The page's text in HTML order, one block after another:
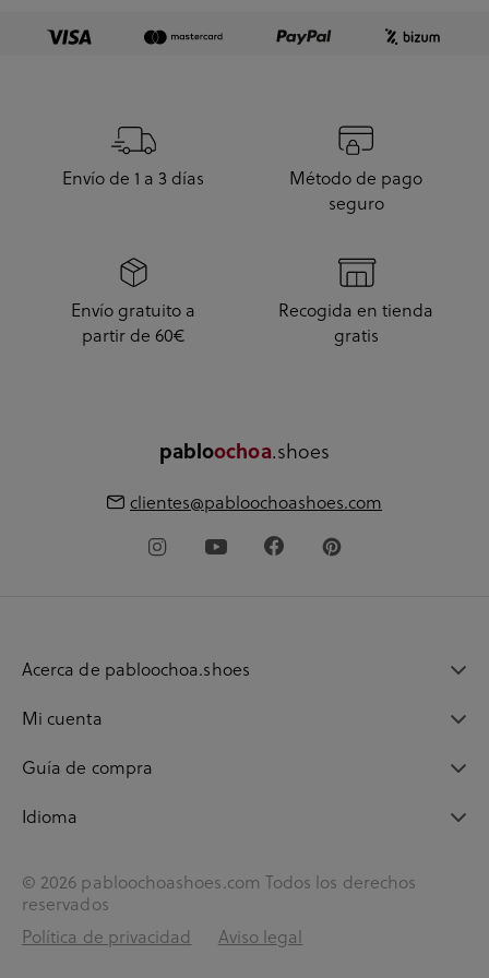
Envío de 1 a 3 días
Método de pago
seguro
Envío gratuito a
partir de 60€
Recogida en tienda
gratis
pabloochoa.shoes
clientes@pabloochoashoes.com
Acerca de pabloochoa.shoes
Mi cuenta
Guía de compra
Idioma
© 2026 pabloochoashoes.com Todos los derechos
reservados
Política de privacidad
Aviso legal